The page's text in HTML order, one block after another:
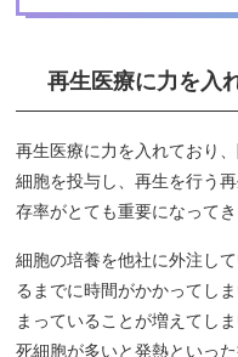
再生医療に力を入
再生医療に力を入れており
細胞を投与し、再生を行う
存率がとても重要になってき
細胞の培養を他社に外注し
るまでに時間がかかってし
まっていることが増えてし
死細胞が多いと発熱といっ